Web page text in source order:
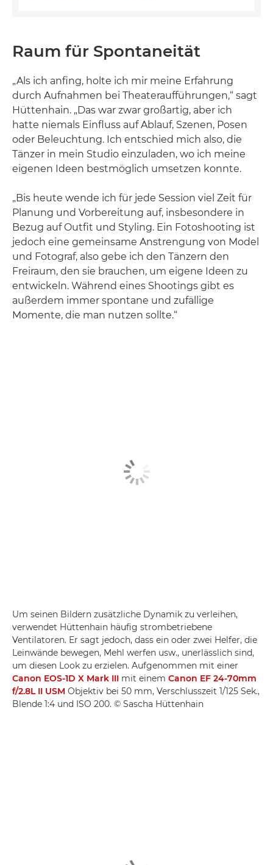
Raum für Spontaneität
„Als ich anfing, holte ich mir meine Erfahrung
durch Aufnahmen bei Theateraufführungen,“ sagt
Hüttenhain. „Das war zwar großartig, aber ich
hatte niemals Einfluss auf Ablauf, Szenen, Posen
oder Beleuchtung. Ich entschied mich also, die
Tänzer in mein Studio einzuladen, wo ich meine
eigenen Ideen bestmöglich umsetzen konnte.
„Bis heute wende ich für jede Session viel Zeit für
Planung und Vorbereitung auf, insbesondere in
Bezug auf Outfit und Styling. Ein Fotoshooting ist
jedoch eine gemeinsame Anstrengung von Model
und Fotograf, also gebe ich den Tänzern den
Freiraum, den sie brauchen, um eigene Ideen zu
entwickeln. Während eines Shootings gibt es
außerdem immer spontane und zufällige
Momente, die man nutzen sollte.“
Um seinen Bildern zusätzliche Dynamik zu verleihen,
verwendet Hüttenhain häufig strombetriebene
Ventilatoren. Er sagt jedoch, dass ein oder zwei Helfer, die
Leinwände bewegen, Mehl werfen usw., unerlässlich sind,
um diesen Look zu erzielen. Aufgenommen mit einer
Canon EOS-1D X Mark III mit einem Canon EF 24-70mm
f/2.8L II USM Objektiv bei 50 mm, Verschlusszeit 1/125 Sek.,
Blende 1:4 und ISO 200. © Sascha Hüttenhain